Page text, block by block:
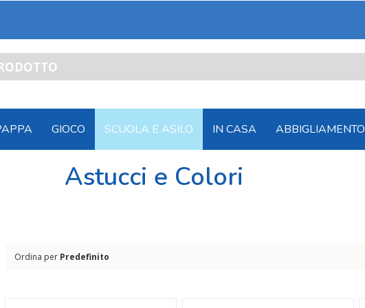
GIOCO SCUOLA E ASILO IN CASA ABBIGLIAMENTO
Astucci e Colori
Ordina per Predefinito